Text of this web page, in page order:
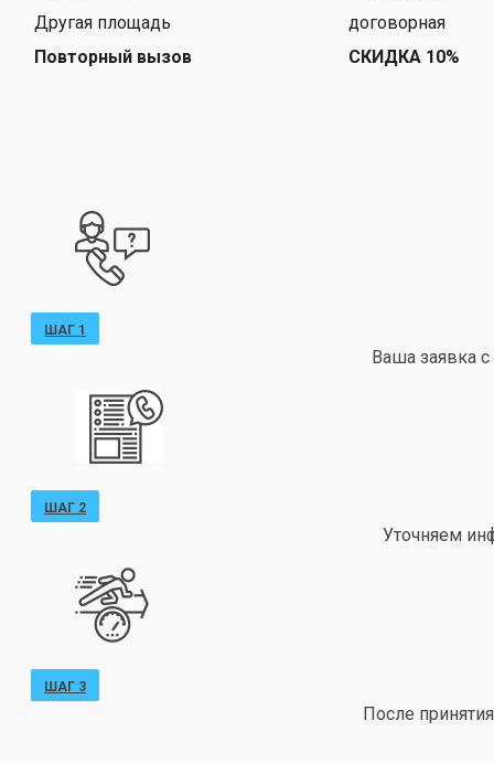
Другая площадь
договорная
Повторный вызов
СКИДКА 10%
ШАГ 1
Ваша заявка
ШАГ 2
Уточняем
ШАГ 3
После